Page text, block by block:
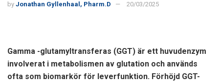
by Jonathan Gyllenhaal, Pharm.D 20/03/2025
Gamma -glutamyltransferas (GGT) är ett huvudenzym
involverat i metabolismen av glutation och används
ofta som biomarkör för leverfunktion. Förhöjd GGT-